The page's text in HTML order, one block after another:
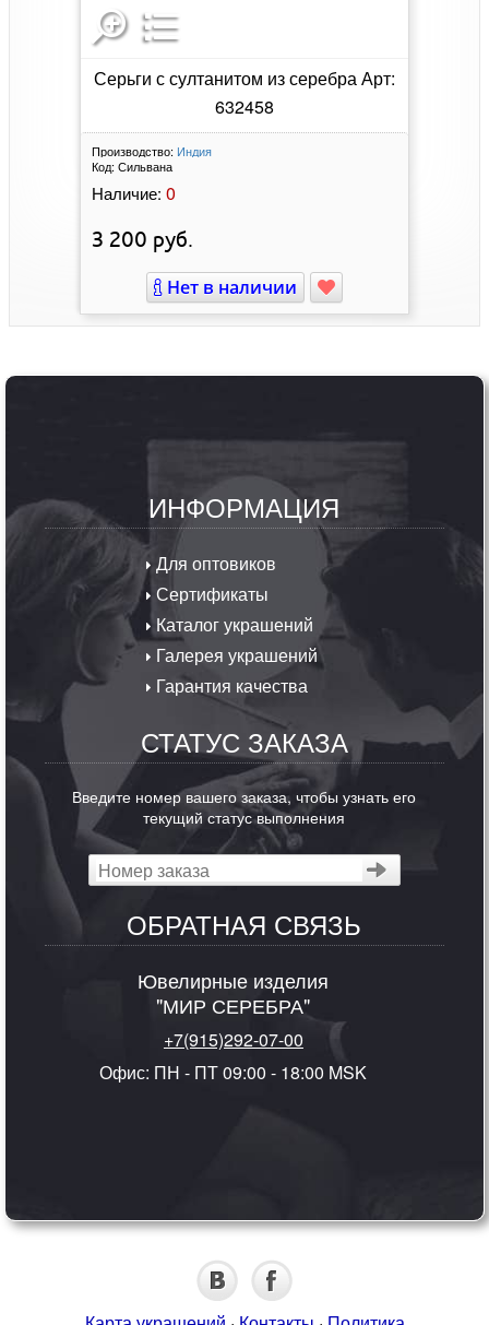
Серьги с султанитом из серебра Арт:
632458
Производство: Индия
Код: Сильвана
Наличие: 0
3 200 руб.
Нет в наличии
ИНФОРМАЦИЯ
Для оптовиков
Сертификаты
Каталог украшений
Галерея украшений
Гарантия качества
СТАТУС ЗАКАЗА
Введите номер вашего заказа, чтобы узнать его
текущий статус выполнения
ОБРАТНАЯ СВЯЗЬ
Ювелирные изделия
"МИР СЕРЕБРА"
+7(915)292-07-00
Офис: ПН - ПТ 09:00 - 18:00 MSK